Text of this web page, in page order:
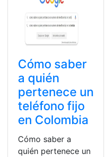
Cómo saber
a quién
pertenece un
teléfono fijo
en Colombia
Cómo saber a
quién pertenece un